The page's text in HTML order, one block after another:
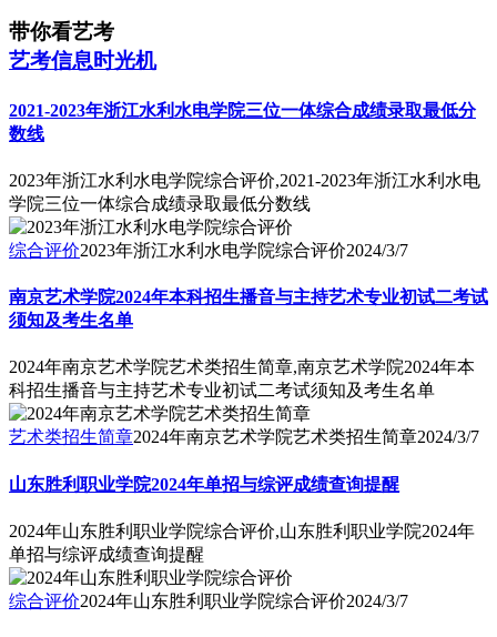
带你看艺考
艺考信息时光机
2021-2023年浙江水利水电学院三位一体综合成绩录取最低分
数线
2023年浙江水利水电学院综合评价,2021-2023年浙江水利水电
学院三位一体综合成绩录取最低分数线
综合评价2023年浙江水利水电学院综合评价2024/3/7
南京艺术学院2024年本科招生播音与主持艺术专业初试二考试
须知及考生名单
2024年南京艺术学院艺术类招生简章,南京艺术学院2024年本
科招生播音与主持艺术专业初试二考试须知及考生名单
艺术类招生简章2024年南京艺术学院艺术类招生简章2024/3/7
山东胜利职业学院2024年单招与综评成绩查询提醒
2024年山东胜利职业学院综合评价,山东胜利职业学院2024年
单招与综评成绩查询提醒
综合评价2024年山东胜利职业学院综合评价2024/3/7